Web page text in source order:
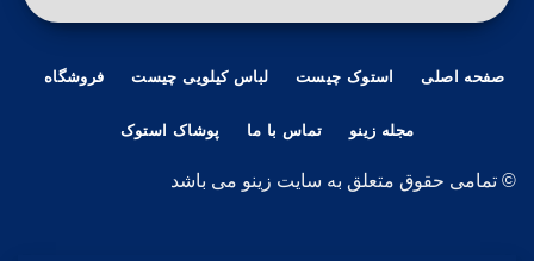
صفحه اصلی استوک چیست لباس کیلویی چیست فروشگاه
مجله زینو تماس با ما پوشاک استوک
© تمامی حقوق متعلق به سایت زینو می باشد